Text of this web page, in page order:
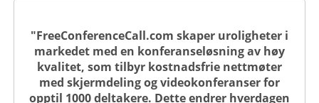
"FreeConferenceCall.com skaper uroligheter i
markedet med en konferanseløsning av høy
kvalitet, som tilbyr kostnadsfrie nettmøter
med skjermdeling og videokonferanser for
opptil 1000 deltakere. Dette endrer hverdagen